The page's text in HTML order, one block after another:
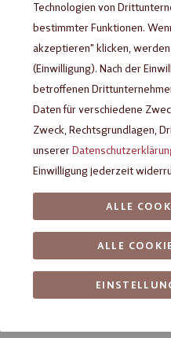
Heilemann
Edelbitter, 115 g
Porsche Schokoladenfigur
Feinste Edelvollmilch-
Technologien von
bestimmter Funktionen.
akzeptieren" klicken,
(Einwilligung). Nach der
betroffenen
Daten für verschiedene
Zweck, Rechtsgrundlagen,
unserer
Einwilligung jederzeit
ALLE
ALLE